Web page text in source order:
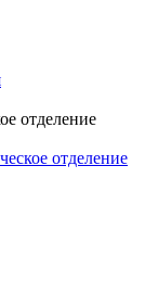
отделение
отделение